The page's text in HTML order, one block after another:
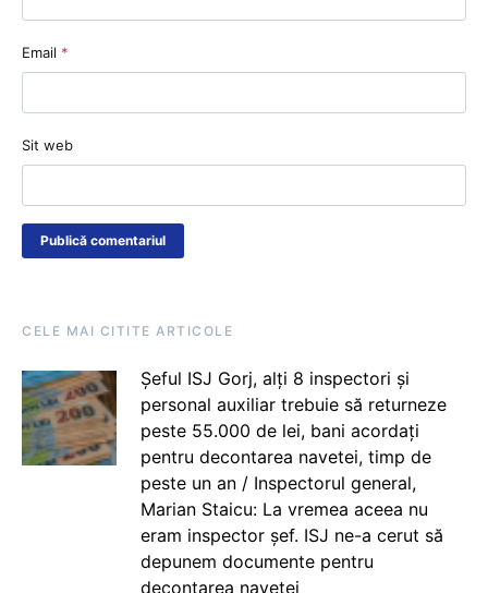
Email *
Sit web
CELE MAI CITITE ARTICOLE
Șeful ISJ Gorj, alți 8 inspectori și
personal auxiliar trebuie să returneze
peste 55.000 de lei, bani acordați
pentru decontarea navetei, timp de
peste un an / Inspectorul general,
Marian Staicu: La vremea aceea nu
eram inspector șef. ISJ ne-a cerut să
depunem documente pentru
decontarea navetei